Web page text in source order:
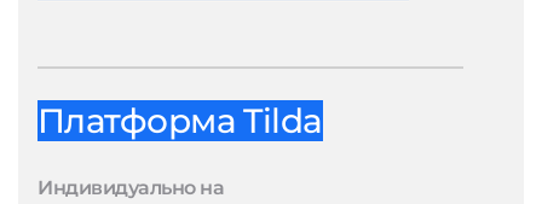
Платформа Tilda
Индивидуально на